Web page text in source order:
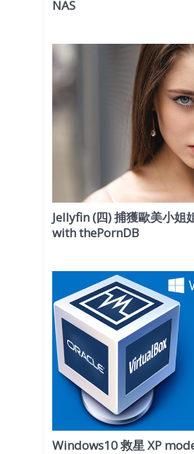
NAS
Jellyfin (四) 捕獲歐美小姐
with thePornDB
Windows10 救星 XP